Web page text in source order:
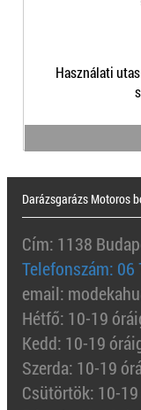
Használati
Darázsgarázs Motoros
Cím: 1138
Telefonszám: 06
email:
Hétfő: 10-19
Kedd: 10-19
Szerda: 10-19
Csütörtök: 10-